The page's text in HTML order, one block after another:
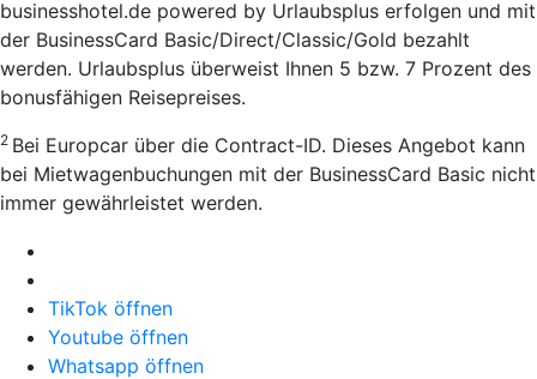
businesshotel.de powered by Urlaubsplus erfolgen und mit
der BusinessCard Basic/Direct/Classic/Gold bezahlt
werden. Urlaubsplus überweist Ihnen 5 bzw. 7 Prozent des
bonusfähigen Reisepreises.
2 Bei Europcar über die Contract-ID. Dieses Angebot kann
bei Mietwagenbuchungen mit der BusinessCard Basic nicht
immer gewährleistet werden.
TikTok öffnen
Youtube öffnen
Whatsapp öffnen